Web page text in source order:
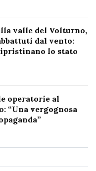
valle del Volturno,
dal vento:
lo stato
operatorie al
“Una vergognosa